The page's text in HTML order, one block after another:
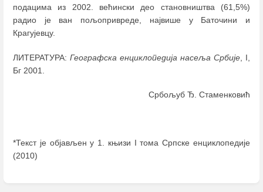
подацима из 2002. већински део становништва (61,5%)
радио је ван пољопривреде, највише у Баточини и
Крагујевцу.
ЛИТЕРАТУРА: Географска енциклопедија насеља Србије , I,
Бг 2001.
Србољуб Ђ. Стаменковић
*Текст је објављен у 1. књизи I тома Српске енциклопедије
(2010)